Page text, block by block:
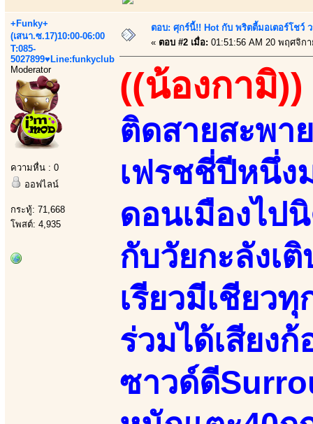
+Funky+
(เสนา.ซ.17)10:00-06:00
T:085-
5027899♥Line:funkyclub
Moderator
ความหื่น : 0
ออฟไลน์
กระทู้: 71,668
โพสต์: 4,935
ตอบ: ศุกร์นี้!! Hot กับ พริตตี้มอเตอร์โชว์ ว
« ตอบ #2 เมื่อ: 01:51:56 AM 20 พฤศจิก
((น้องกามิ))
ติดสายสะพา
เฟรชชี่ปีหนึ่ง
ดอนเมืองไป
กับวัยกะลังเ
เรียวมีเชียว
ร่วมได้เสียง
ซาวด์ดี